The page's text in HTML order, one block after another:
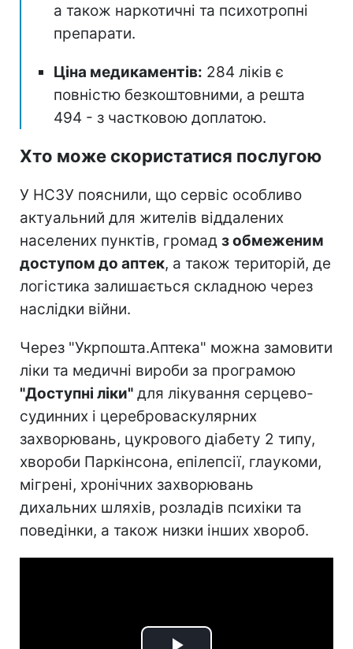
а також наркотичні та психотропні
препарати.
Ціна медикаментів: 284 ліків є
повністю безкоштовними, а решта
494 - з частковою доплатою.
Хто може скористатися послугою
У НСЗУ пояснили, що сервіс особливо
актуальний для жителів віддалених
населених пунктів, громад з обмеженим
доступом до аптек, а також територій, де
логістика залишається складною через
наслідки війни.
Через "Укрпошта.Аптека" можна замовити
ліки та медичні вироби за програмою
"Доступні ліки" для лікування серцево-
судинних і цереброваскулярних
захворювань, цукрового діабету 2 типу,
хвороби Паркінсона, епілепсії, глаукоми,
мігрені, хронічних захворювань
дихальних шляхів, розладів психіки та
поведінки, а також низки інших хвороб.